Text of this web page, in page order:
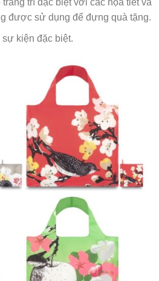
trang trí đặc biệt với các họa tiết và
được sử dụng để đựng quà tặng.
sự kiện đặc biệt.